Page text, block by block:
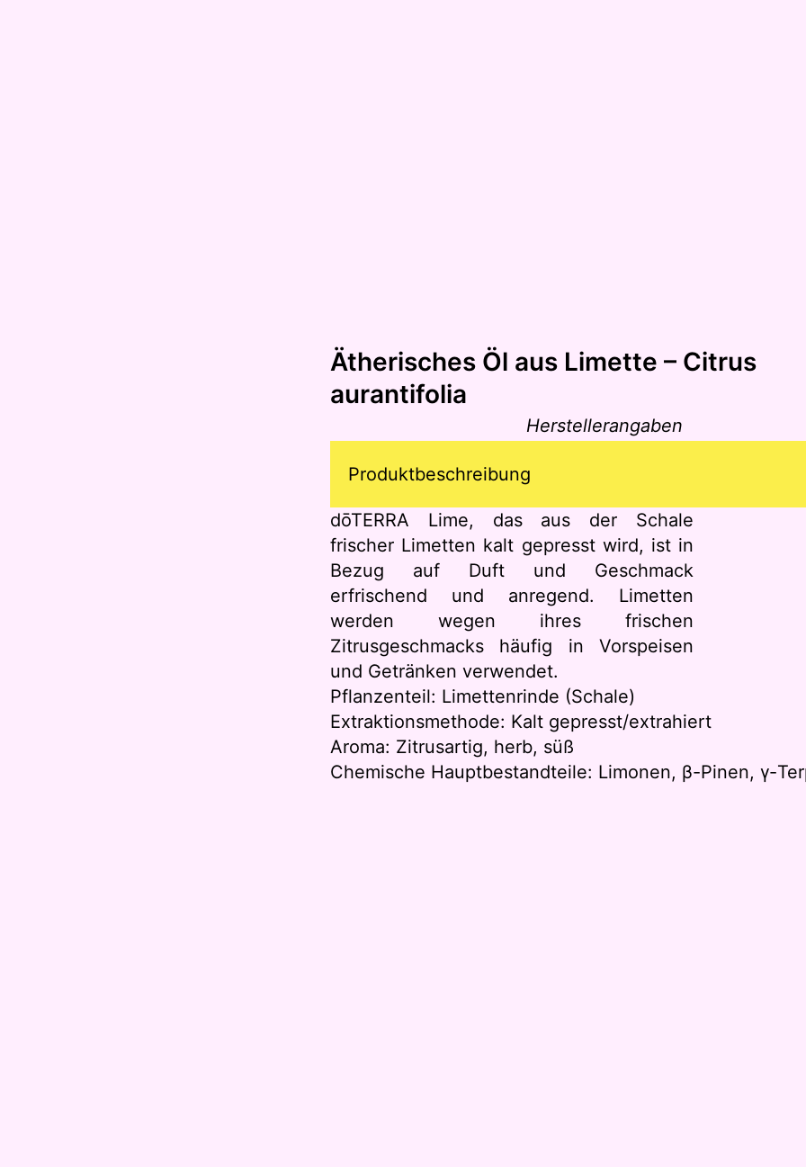
Ätherisches Öl aus Limette – Citrus
aurantifolia
Herstellerangaben
Produktbeschreibung
dōTERRA Lime, das aus der Schale
frischer Limetten kalt gepresst wird, ist in
Bezug auf Duft und Geschmack
erfrischend und anregend. Limetten
werden wegen ihres frischen
Zitrusgeschmacks häufig in Vorspeisen
und Getränken verwendet.
Pflanzenteil: Limettenrinde (Schale)
Extraktionsmethode: Kalt gepresst/extrahiert
Aroma: Zitrusartig, herb, süß
Chemische Hauptbestandteile: Limonen, β-Pinen, γ-